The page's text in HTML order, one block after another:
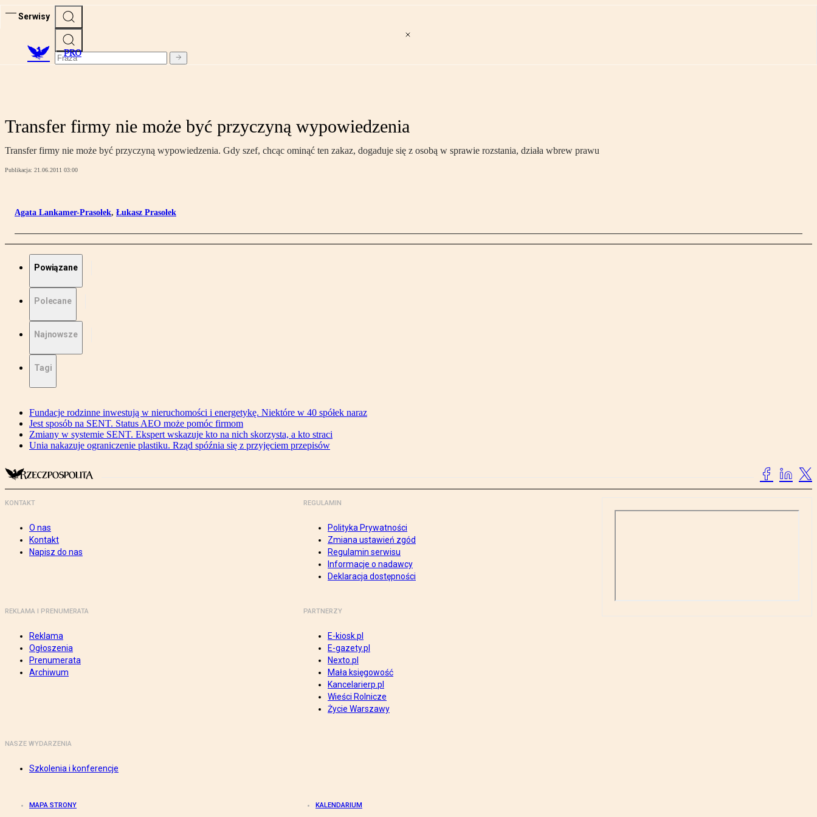
Serwisy
PRO
Transfer firmy nie może być przyczyną wypowiedzenia
Transfer firmy nie może być przyczyną wypowiedzenia. Gdy szef, chcąc ominąć ten zakaz, dogaduje się z osobą w sprawie rozstania, działa wbrew prawu
Publikacja: 21.06.2011 03:00
Agata Lankamer-Prasołek, Łukasz Prasołek
Powiązane
Polecane
Najnowsze
Tagi
Fundacje rodzinne inwestują w nieruchomości i energetykę. Niektóre w 40 spółek naraz
Jest sposób na SENT. Status AEO może pomóc firmom
Zmiany w systemie SENT. Ekspert wskazuje kto na nich skorzysta, a kto straci
Unia nakazuje ograniczenie plastiku. Rząd spóźnia się z przyjęciem przepisów
KONTAKT
O nas
Kontakt
Napisz do nas
REGULAMIN
Polityka Prywatności
Zmiana ustawień zgód
Regulamin serwisu
Informacje o nadawcy
Deklaracja dostępności
REKLAMA I PRENUMERATA
Reklama
Ogłoszenia
Prenumerata
Archiwum
PARTNERZY
E-kiosk.pl
E-gazety.pl
Nexto.pl
Mała księgowość
Kancelarierp.pl
Wieści Rolnicze
Życie Warszawy
NASZE WYDARZENIA
Szkolenia i konferencje
MAPA STRONY KALENDARIUM